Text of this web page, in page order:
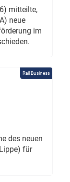
mitteilte,
neue
im
Rail Business
des neuen
für